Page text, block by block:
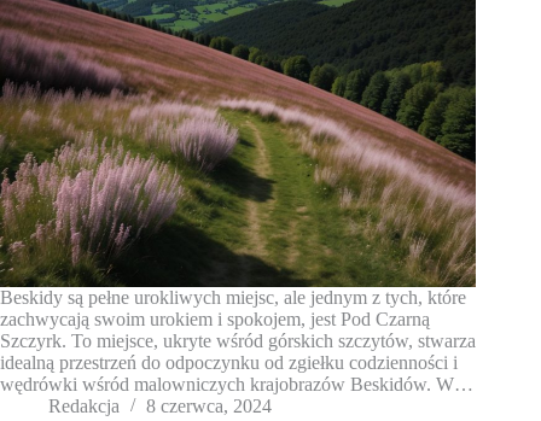
Beskidy są pełne urokliwych miejsc, ale jednym z tych, które
zachwycają swoim urokiem i spokojem, jest Pod Czarną
Szczyrk. To miejsce, ukryte wśród górskich szczytów, stwarza
idealną przestrzeń do odpoczynku od zgiełku codzienności i
wędrówki wśród malowniczych krajobrazów Beskidów. W…
Redakcja
8 czerwca, 2024